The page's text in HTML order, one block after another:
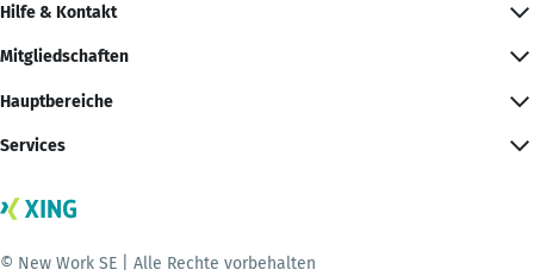
Hilfe & Kontakt
Mitgliedschaften
Hauptbereiche
Services
© New Work SE | Alle Rechte vorbehalten